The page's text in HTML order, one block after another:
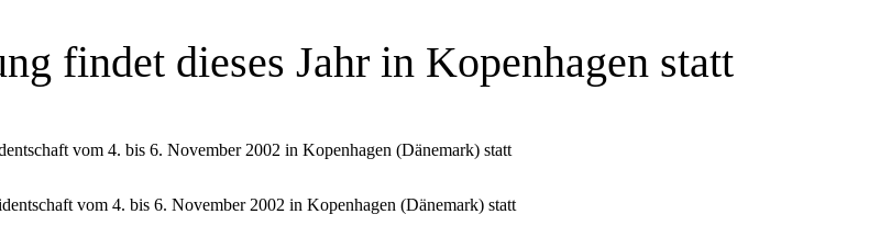
findet dieses Jahr in Kopenhagen statt
vom 4. bis 6. November 2002 in Kopenhagen (Dänemark) statt
vom 4. bis 6. November 2002 in Kopenhagen (Dänemark) statt